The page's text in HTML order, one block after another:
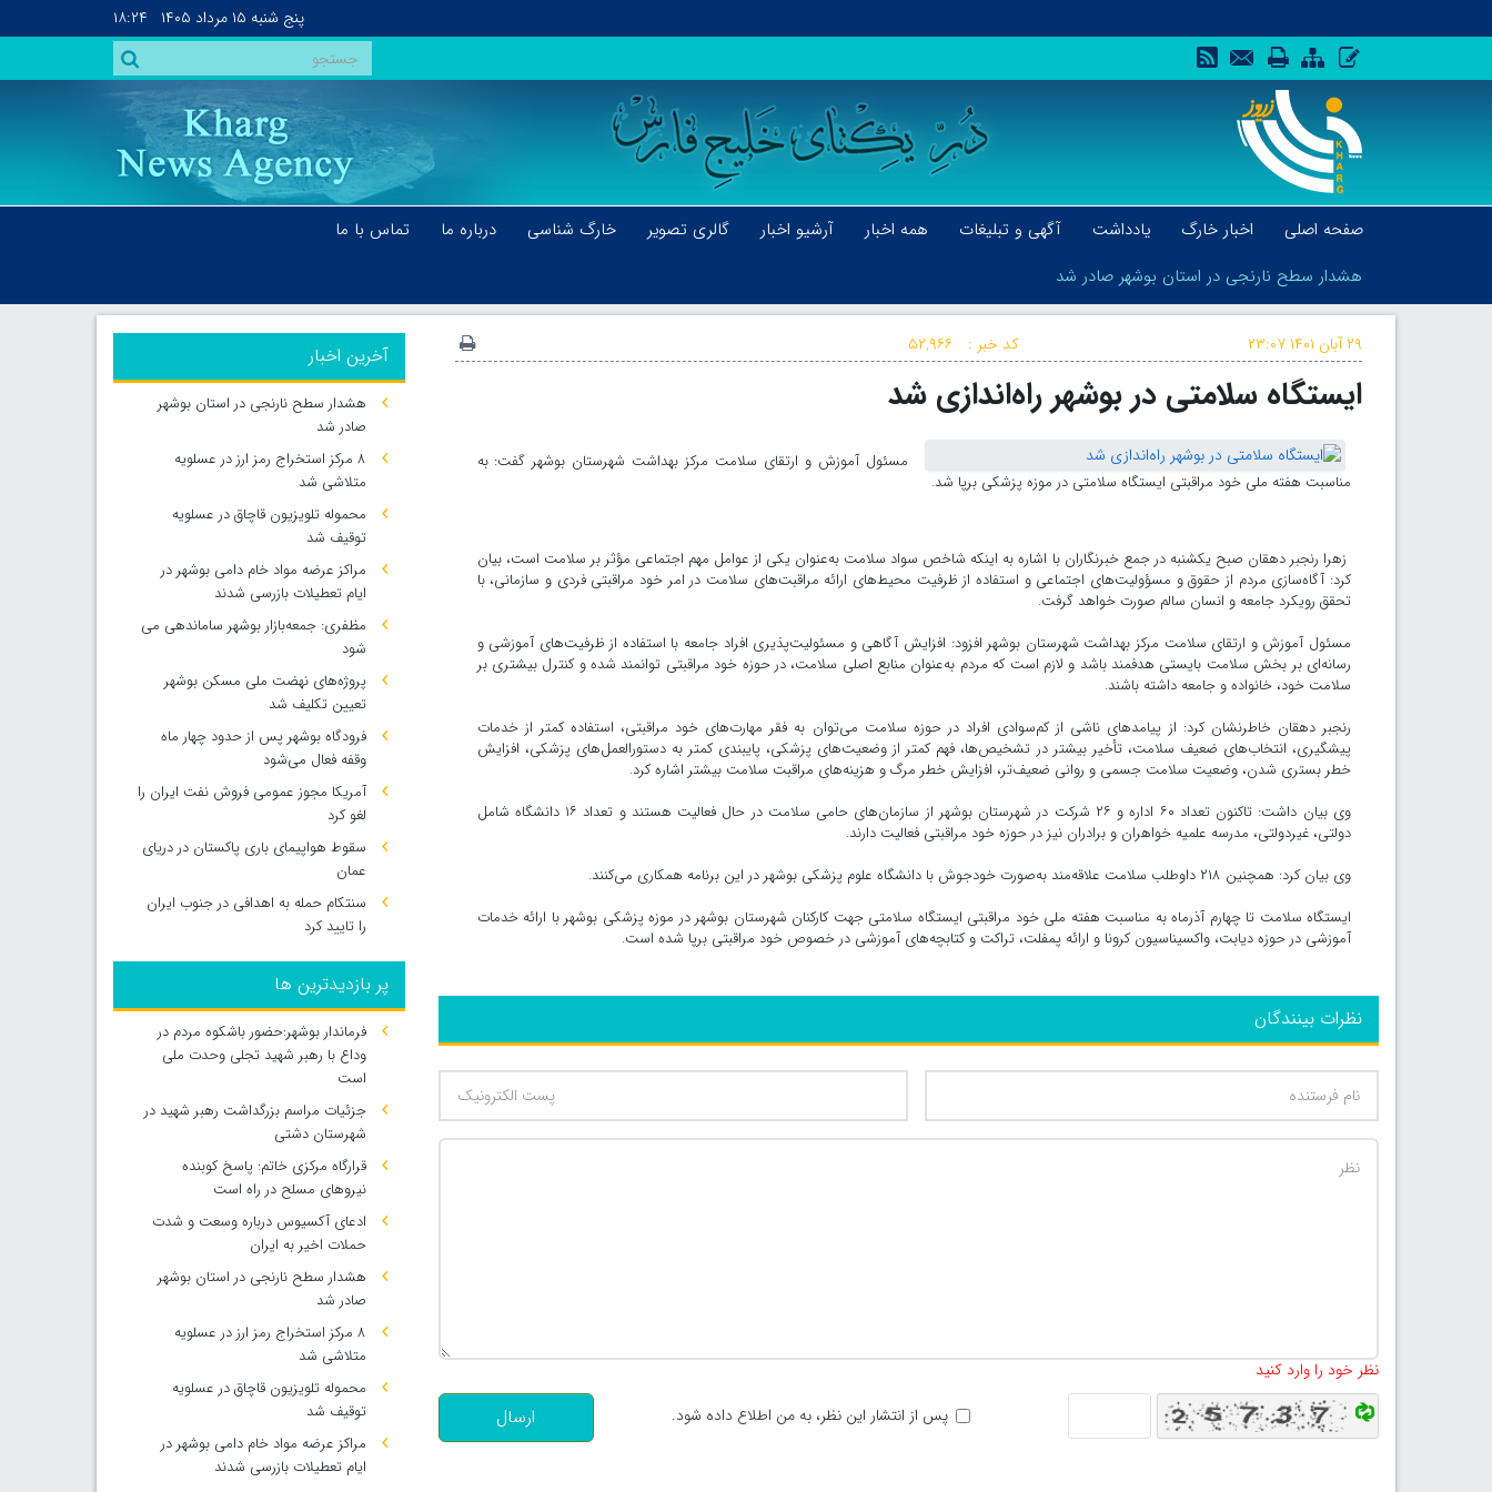
پنج شنبه ۱۵ مرداد ۱۴۰۵ ۱۸:۲۴
صفحه اصلی اخبار خارگ یادداشت آگهی و تبلیغات همه اخبار آرشیو اخبار گالری تصویر خارگ شناسی درباره ما
تماس با ما
هشدار سطح نارنجی در استان بوشهر صادر شد
هشدار سطح نارنجی در استان بوشهر صادر شد
کد خبر : ۵۲,۹۶۶ ۲۹ آبان ۱۴۰۱ ۲۳:۰۷
ایستگاه سلامتی در بوشهر راه‌اندازی شد
مسئول آموزش و ارتقای سلامت مرکز بهداشت شهرستان بوشهر گفت: به
مناسبت هفته ملی خود مراقبتی ایستگاه سلامتی در موزه پزشکی برپا شد.
زهرا رنجبر دهقان صبح یکشنبه در جمع خبرنگاران با اشاره به اینکه شاخص سواد سلامت به‌عنوان یکی از عوامل مهم اجتماعی مؤثر بر سلامت است، بیان
کرد: آگاه‌سازی مردم از حقوق و مسؤولیت‌های اجتماعی و استفاده از ظرفیت محیط‌های ارائه مراقبت‌های سلامت در امر خود مراقبتی فردی و سازمانی، با
تحقق رویکرد جامعه و انسان سالم صورت خواهد گرفت.
مسئول آموزش و ارتقای سلامت مرکز بهداشت شهرستان بوشهر افزود: افزایش آگاهی و مسئولیت‌پذیری افراد جامعه با استفاده از ظرفیت‌های آموزشی و
رسانه‌ای بر بخش سلامت بایستی هدفمند باشد و لازم است که مردم به‌عنوان منابع اصلی سلامت، در حوزه خود مراقبتی توانمند شده و کنترل بیشتری بر
سلامت خود، خانواده و جامعه داشته باشند.
رنجبر دهقان خاطرنشان کرد: از پیامدهای ناشی از کم‌سوادی افراد در حوزه سلامت می‌توان به فقر مهارت‌های خود مراقبتی، استفاده کمتر از خدمات
پیشگیری، انتخاب‌های ضعیف سلامت، تأخیر بیشتر در تشخیص‌ها، فهم کمتر از وضعیت‌های پزشکی، پایبندی کمتر به دستورالعمل‌های پزشکی، افزایش
خطر بستری شدن، وضعیت سلامت جسمی و روانی ضعیف‌تر، افزایش خطر مرگ و هزینه‌های مراقبت سلامت بیشتر اشاره کرد.
وی بیان داشت: تاکنون تعداد ۶۰ اداره و ۲۶ شرکت در شهرستان بوشهر از سازمان‌های حامی سلامت در حال فعالیت هستند و تعداد ۱۶ دانشگاه شامل
دولتی، غیردولتی، مدرسه علمیه خواهران و برادران نیز در حوزه خود مراقبتی فعالیت دارند.
وی بیان کرد: همچنین ۲۱۸ داوطلب سلامت علاقه‌مند به‌صورت خودجوش با دانشگاه علوم پزشکی بوشهر در این برنامه همکاری می‌کنند.
ایستگاه سلامت تا چهارم آذرماه به مناسبت هفته ملی خود مراقبتی ایستگاه سلامتی جهت کارکنان شهرستان بوشهر در موزه پزشکی بوشهر با ارائه خدمات
آموزشی در حوزه دیابت، واکسیناسیون کرونا و ارائه پمفلت، تراکت و کتابچه‌های آموزشی در خصوص خود مراقبتی برپا شده است.
نظرات بینندگان
نظر خود را وارد کنید
پس از انتشار این نظر، به من اطلاع داده شود.
ارسال
آخرین اخبار
هشدار سطح نارنجی در استان بوشهر
صادر شد
۸ مرکز استخراج رمز ارز در عسلویه
متلاشی شد
محموله تلویزیون قاچاق در عسلویه
توقیف شد
مراکز عرضه مواد خام دامی بوشهر در
ایام تعطیلات بازرسی شدند
مظفری: جمعه‌بازار بوشهر ساماندهی می‌
شود
پروژه‌های نهضت ملی مسکن بوشهر
تعیین تکلیف شد
فرودگاه بوشهر پس از حدود چهار ماه
وقفه فعال می‌شود
آمریکا مجوز عمومی فروش نفت ایران را
لغو کرد
سقوط هواپیمای باری پاکستان در دریای
عمان
سنتکام حمله به اهدافی در جنوب ایران
را تایید کرد
پر بازدیدترین ها
فرماندار بوشهر:حضور باشکوه مردم در
وداع با رهبر شهید تجلی وحدت ملی
است
جزئیات مراسم بزرگداشت رهبر شهید در
شهرستان دشتی
قرارگاه مرکزی خاتم: پاسخ کوبنده
نیروهای مسلح در راه است
ادعای آکسیوس درباره وسعت و شدت
حملات اخیر به ایران
هشدار سطح نارنجی در استان بوشهر
صادر شد
۸ مرکز استخراج رمز ارز در عسلویه
متلاشی شد
محموله تلویزیون قاچاق در عسلویه
توقیف شد
مراکز عرضه مواد خام دامی بوشهر در
ایام تعطیلات بازرسی شدند